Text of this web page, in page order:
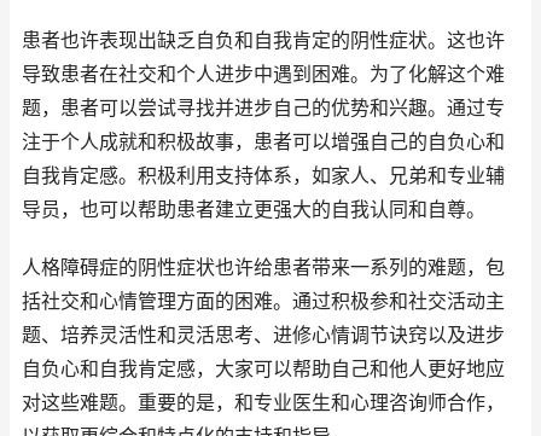
患者也许表现出缺乏自负和自我肯定的阴性症状。这也许
导致患者在社交和个人进步中遇到困难。为了化解这个难
题，患者可以尝试寻找并进步自己的优势和兴趣。通过专
注于个人成就和积极故事，患者可以增强自己的自负心和
自我肯定感。积极利用支持体系，如家人、兄弟和专业辅
导员，也可以帮助患者建立更强大的自我认同和自尊。
人格障碍症的阴性症状也许给患者带来一系列的难题，包
括社交和心情管理方面的困难。通过积极参和社交活动主
题、培养灵活性和灵活思考、进修心情调节诀窍以及进步
自负心和自我肯定感，大家可以帮助自己和他人更好地应
对这些难题。重要的是，和专业医生和心理咨询师合作，